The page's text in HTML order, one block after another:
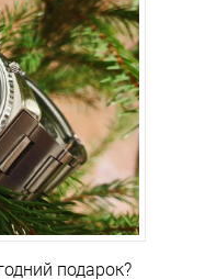
подарок?